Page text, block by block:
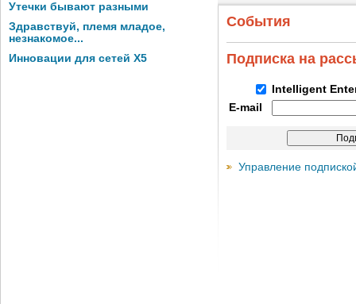
Утечки бывают разными
Здравствуй, племя младое,
незнакомое...
Инновации для сетей X5
События
Подписка на
Intelligent
E-mail
Управление